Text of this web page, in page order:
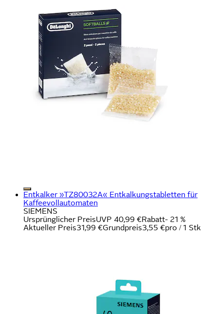
Entkalker »TZ80032A« Entkalkungstabletten für
Kaffeevollautomaten
SIEMENS
Ursprünglicher PreisUVP 40,99 €Rabatt- 21 %
Aktueller Preis31,99 €Grundpreis3,55 €pro / 1 Stk